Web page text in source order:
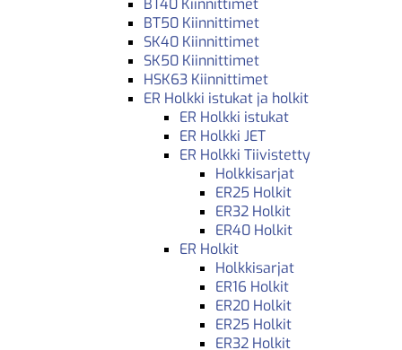
BT50 Kiinnittimet
SK40 Kiinnittimet
SK50 Kiinnittimet
HSK63 Kiinnittimet
ER Holkki istukat ja holkit
ER Holkki istukat
ER Holkki JET
ER Holkki Tiivistetty
Holkkisarjat
ER25 Holkit
ER32 Holkit
ER40 Holkit
ER Holkit
Holkkisarjat
ER16 Holkit
ER20 Holkit
ER25 Holkit
ER32 Holkit